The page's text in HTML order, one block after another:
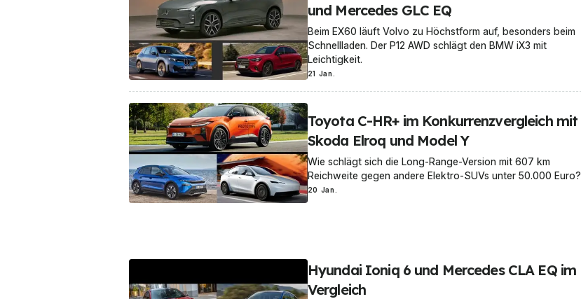
und Mercedes GLC EQ
Beim EX60 läuft Volvo zu Höchstform auf, besonders beim
Schnellladen. Der P12 AWD schlägt den BMW iX3 mit
Leichtigkeit.
21 Jan.
Toyota C-HR+ im Konkurrenzvergleich mit
Skoda Elroq und Model Y
Wie schlägt sich die Long-Range-Version mit 607 km
Reichweite gegen andere Elektro-SUVs unter 50.000 Euro?
20 Jan.
Hyundai Ioniq 6 und Mercedes CLA EQ im
Vergleich